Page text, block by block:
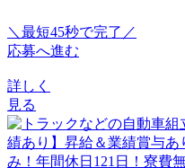
＼最短45秒で完了／
応募へ進む
詳しく
見る